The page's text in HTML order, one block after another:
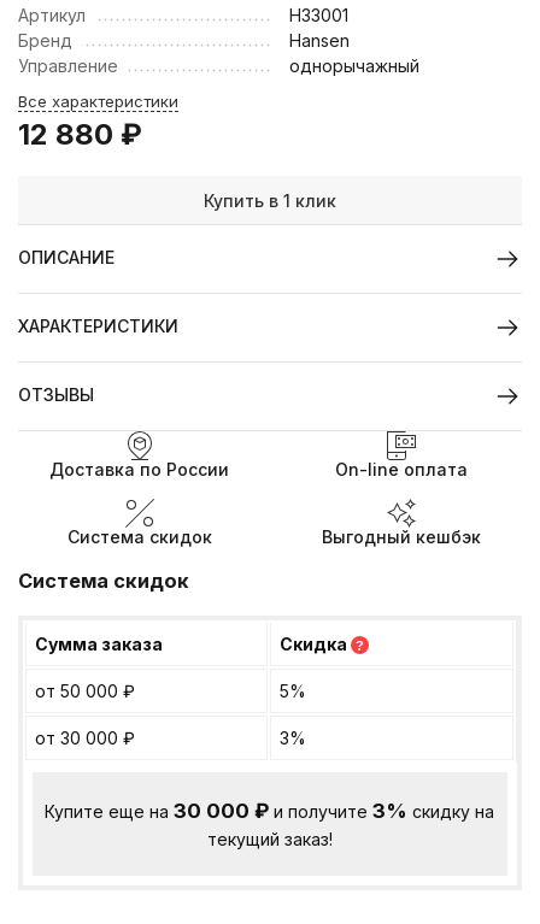
Артикул
H33001
Бренд
Hansen
Управление
однорычажный
Все характеристики
12 880 ₽
Купить в 1 клик
ОПИСАНИЕ
ХАРАКТЕРИСТИКИ
ОТЗЫВЫ
Доставка по России On-line оплата
Система скидок Выгодный кешбэк
Система скидок
Сумма заказа Скидка ?
от 50 000 ₽ 5%
от 30 000 ₽ 3%
Купите еще на30 000₽ и получите3% скидку на
текущий заказ!